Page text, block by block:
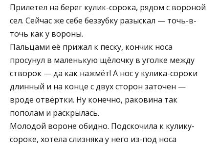
Прилетел на берег кулик-сорока, рядом с вороной
сел. Сейчас же себе беззубку разыскал — точь-в-
точь как у вороны.
Пальцами её прижал к песку, кончик носа
просунул в маленькую щёлочку в уголке между
створок — да как нажмёт! А нос у кулика-сороки
длинный и на конце с двух сторон заточен —
вроде отвёртки. Ну конечно, раковина так
пополам и раскрылась.
Молодой вороне обидно. Подскочила к кулику-
сороке, хотела слизняка у него из-под носа